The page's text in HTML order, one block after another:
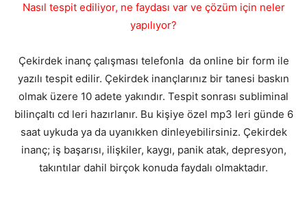
Nasıl tespit ediliyor, ne faydası var ve çözüm için neler
yapılıyor?
Çekirdek inanç çalışması telefonla da online bir form ile
yazılı tespit edilir. Çekirdek inançlarınız bir tanesi baskın
olmak üzere 10 adete yakındır. Tespit sonrası subliminal
bilinçaltı cd leri hazırlanır. Bu kişiye özel mp3 leri günde 6
saat uykuda ya da uyanıkken dinleyebilirsiniz. Çekirdek
inanç; iş başarısı, ilişkiler, kaygı, panik atak, depresyon,
takıntılar dahil birçok konuda faydalı olmaktadır.